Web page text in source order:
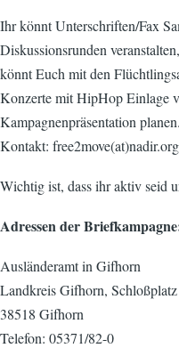
Ihr könnt Unterschriften/Fax
Diskussionsrunden
könnt Euch mit den
Konzerte mit HipHop Einlage
Kampagnenpräsentation planen.
Kontakt: free2move(at)nadir.org
Wichtig ist, dass ihr aktiv seid
Adressen der
Ausländeramt in Gifhorn
Landkreis Gifhorn, Schloßplatz
38518 Gifhorn
Telefon: 05371/82-0